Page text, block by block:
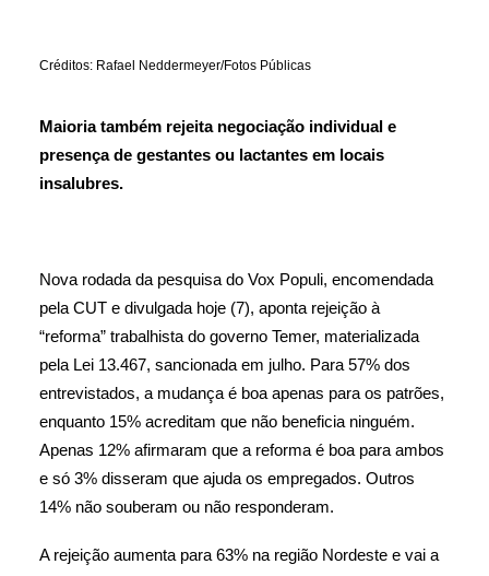
Créditos: Rafael Neddermeyer/Fotos Públicas
Maioria também rejeita negociação individual e
presença de gestantes ou lactantes em locais
insalubres.
Nova rodada da pesquisa do Vox Populi, encomendada
pela CUT e divulgada hoje (7), aponta rejeição à
“reforma” trabalhista do governo Temer, materializada
pela Lei 13.467, sancionada em julho. Para 57% dos
entrevistados, a mudança é boa apenas para os patrões,
enquanto 15% acreditam que não beneficia ninguém.
Apenas 12% afirmaram que a reforma é boa para ambos
e só 3% disseram que ajuda os empregados. Outros
14% não souberam ou não responderam.
A rejeição aumenta para 63% na região Nordeste e vai a